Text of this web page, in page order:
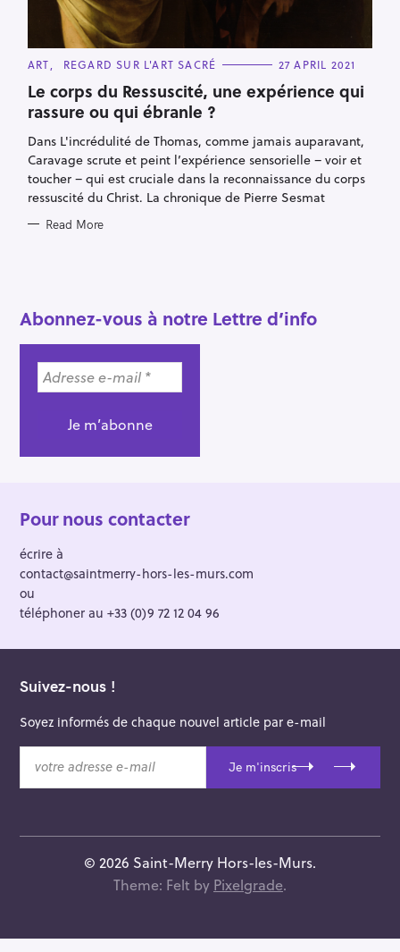
C
T
E
G
O
R
I
E
S
ART REGARD SUR L'ART SACRÉ 27 APRIL 2021
Le corps du Ressuscité, une expérience qui
rassure ou qui ébranle ?
Dans L'incrédulité de Thomas, comme jamais auparavant,
Caravage scrute et peint l’expérience sensorielle – voir et
toucher – qui est cruciale dans la reconnaissance du corps
ressuscité du Christ. La chronique de Pierre Sesmat
Read More
Abonnez-vous à notre Lettre d’info
Pour nous contacter
écrire à
contact@saintmerry-hors-les-murs.com
ou
téléphoner au +33 (0)9 72 12 04 96
Suivez-nous !
Soyez informés de chaque nouvel article par e-mail
t
e
Je m'inscris
© 2026 Saint-Merry Hors-les-Murs.
Theme: Felt by Pixelgrade.